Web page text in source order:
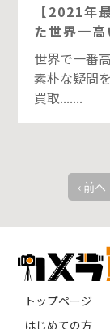
【2021年
た世界一
世界で一番
素朴な疑問
買取.......
‹ 前へ
トップページ
はじめての方